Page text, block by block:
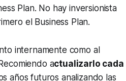
Plan. No hay inversionista
el Business Plan.
internamente como al
actualizarlo cada
años futuros analizando las